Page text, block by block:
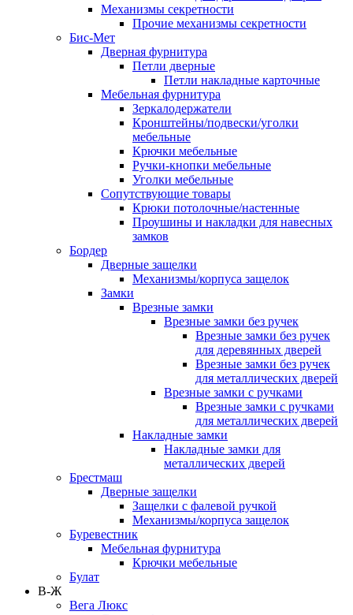
Механизмы секретности
Прочие механизмы секретности
Бис-Мет
Дверная фурнитура
Петли дверные
Петли накладные карточные
Мебельная фурнитура
Зеркалодержатели
Кронштейны/подвески/уголки
мебельные
Крючки мебельные
Ручки-кнопки мебельные
Уголки мебельные
Сопутствующие товары
Крюки потолочные/настенные
Проушины и накладки для навесных
замков
Бордер
Дверные защелки
Механизмы/корпуса защелок
Замки
Врезные замки
Врезные замки без ручек
Врезные замки без ручек
для деревянных дверей
Врезные замки без ручек
для металлических дверей
Врезные замки с ручками
Врезные замки с ручками
для металлических дверей
Накладные замки
Накладные замки для
металлических дверей
Брестмаш
Дверные защелки
Защелки с фалевой ручкой
Механизмы/корпуса защелок
Буревестник
Мебельная фурнитура
Крючки мебельные
Булат
В-Ж
Вега Люкс